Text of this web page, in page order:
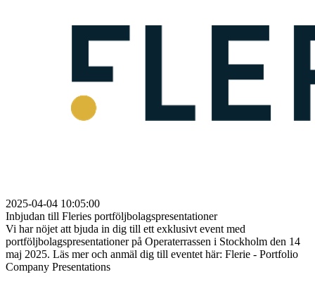
2025-04-04 10:05:00
Inbjudan till Fleries portföljbolagspresentationer
Vi har nöjet att bjuda in dig till ett exklusivt event med
portföljbolagspresentationer på Operaterrassen i Stockholm den 14
maj 2025. Läs mer och anmäl dig till eventet här: Flerie - Portfolio
Company Presentations